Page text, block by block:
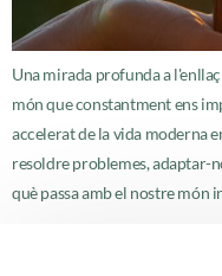
Una mirada profunda a
món que constantment ens
accelerat de la vida moderna
resoldre problemes, adaptar-
què passa amb el nostre món